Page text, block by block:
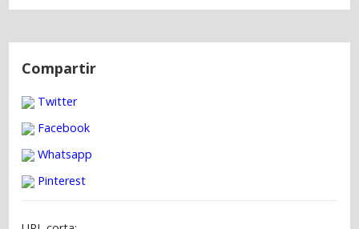
N
Compartir
Twitter
Facebook
Whatsapp
Pinterest